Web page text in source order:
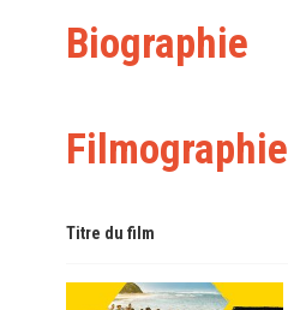
Biographie
Filmographie
Titre du film